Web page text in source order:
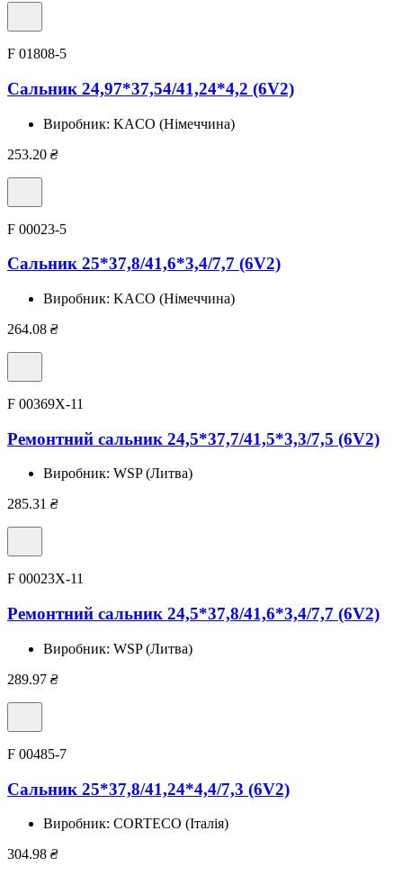
F 01808-5
Сальник 24,97*37,54/41,24*4,2 (6V2)
Виробник: KACO (Німеччина)
253.20 ₴
F 00023-5
Сальник 25*37,8/41,6*3,4/7,7 (6V2)
Виробник: KACO (Німеччина)
264.08 ₴
F 00369X-11
Ремонтний сальник 24,5*37,7/41,5*3,3/7,5 (6V2)
Виробник: WSP (Литва)
285.31 ₴
F 00023X-11
Ремонтний сальник 24,5*37,8/41,6*3,4/7,7 (6V2)
Виробник: WSP (Литва)
289.97 ₴
F 00485-7
Сальник 25*37,8/41,24*4,4/7,3 (6V2)
Виробник: CORTECO (Італія)
304.98 ₴